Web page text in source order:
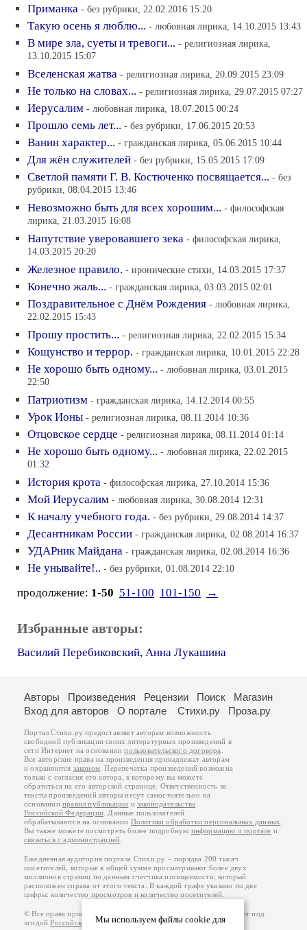
Приманка - без рубрики, 22.02.2016 15:20
Такую осень я люблю... - любовная лирика, 14.10.2015 13:43
В мире зла, суеты и тревоги... - религиозная лирика,
13.10.2015 15:07
Вселенская жатва - религиозная лирика, 20.09.2015 23:09
Не только на словах... - религиозная лирика, 29.07.2015 07:27
Иерусалим - любовная лирика, 18.07.2015 00:24
Прошло семь лет... - без рубрики, 17.06.2015 20:53
Ванин характер... - гражданская лирика, 05.06.2015 10:44
Для жён служителей - без рубрики, 15.05.2015 17:09
Светлой памяти Г. В. Костюченко посвящается... - без
рубрики, 08.04.2015 13:46
Невозможно быть для всех хорошим... - философская
лирика, 21.03.2015 16:08
Напутствие уверовавшего зека - философская лирика,
14.03.2015 20:20
Железное правило. - иронические стихи, 14.03.2015 17:37
Конечно жаль... - гражданская лирика, 03.03.2015 02:01
Поздравительное с Днём Рождения - любовная лирика,
22.02.2015 15:43
Прошу простить... - религиозная лирика, 22.02.2015 15:34
Кощунство и террор. - гражданская лирика, 10.01.2015 22:28
Не хорошо быть одному... - любовная лирика, 03.01.2015
22:50
Патриотизм - гражданская лирика, 14.12.2014 00:55
Урок Ионы - религиозная лирика, 08.11.2014 10:36
Отцовское сердце - религиозная лирика, 08.11.2014 01:14
Не хорошо быть одному... - любовная лирика, 22.02.2015
01:32
История крота - философская лирика, 27.10.2014 15:36
Мой Иерусалим - любовная лирика, 30.08.2014 12:31
К началу учебного года. - без рубрики, 29.08.2014 14:37
Десантникам России - гражданская лирика, 02.08.2014 16:37
УДАРник Майдана - гражданская лирика, 02.08.2014 16:36
Не унывайте!.. - без рубрики, 01.08.2014 22:10
продолжение: 1-50 51-100 101-150 →
Избранные авторы:
Василий Перебиковский, Анна Лукашина
Мы используем файлы cookie для
Авторы Произведения Рецензии Поиск
Магазин
Вход для авторов
О портале Стихи.ру Проза.ру
Портал Стихи.ру предоставляет авторам возможность
свободной публикации своих литературных произведений в
сети Интернет на основаниипользовательского договора
Все авторские права на произведения принадлежат авторам
и охраняются законом . Перепечатка произведений возможна
только с согласия его автора, к которому вы можете
обратиться на его авторской странице. Ответственность за
тексты произведений авторы несут самостоятельно на
основанииправил публикации изаконодательства
Российской Федерации . Данные пользователей
обрабатываются на основании Политики обработки персональных данных
Вы также можете посмотреть более подробную информацию о портале и
связаться с администрацией
Ежедневная аудитория портала Стихи.ру – порядка 200 тысяч
посетителей, которые в общей сумме просматривают более двух
миллионов страниц по данным счетчика посещаемости, который
расположен справа от этого текста. В каждой графе указано по две
цифры: количество просмотров и количество посетителей.
© Все права принадлежат авторам, 2000-2026. Портал работает под
эгидойРоссийского союза писателей.18+